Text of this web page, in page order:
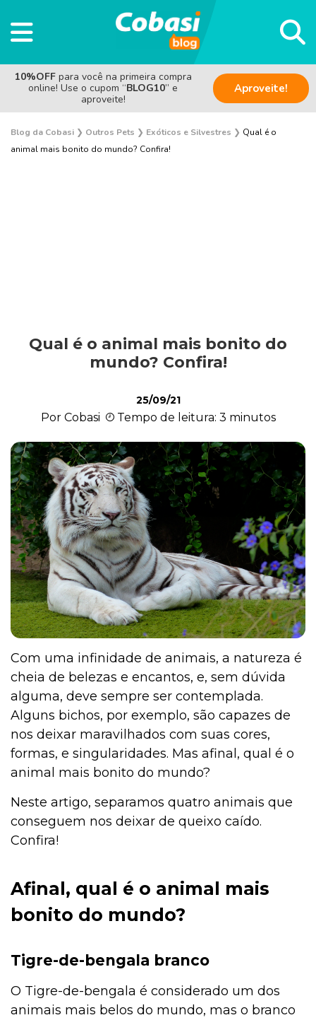
10%OFF para você na primeira compra
online! Use o cupom “BLOG10” e
aproveite!
Aproveite!
Blog da Cobasi ❯ Outros Pets ❯ Exóticos e Silvestres ❯ Qual é o
animal mais bonito do mundo? Confira!
Exóticos e Silvestres
Mamíferos
Répteis
Roedores
Qual é o animal mais bonito do
mundo? Confira!
25/09/21
Por Cobasi Tempo de leitura: 3 minutos
Com uma infinidade de animais, a natureza é
cheia de belezas e encantos, e, sem dúvida
alguma, deve sempre ser contemplada.
Alguns bichos, por exemplo, são capazes de
nos deixar maravilhados com suas cores,
formas, e singularidades. Mas afinal, qual é o
animal mais bonito do mundo?
Neste artigo, separamos quatro animais que
conseguem nos deixar de queixo caído.
Confira!
Afinal, qual é o animal mais
bonito do mundo?
Tigre-de-bengala branco
O Tigre-de-bengala é considerado um dos
animais mais belos do mundo, mas o branco